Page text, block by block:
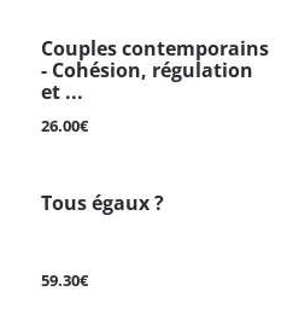
Couples contemporains
- Cohésion, régulation
et ...
26.00€
Tous égaux ?
59.30€